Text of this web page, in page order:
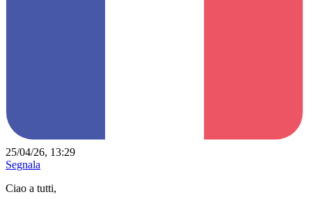
25/04/26, 13:29
Segnala
Ciao a tutti,